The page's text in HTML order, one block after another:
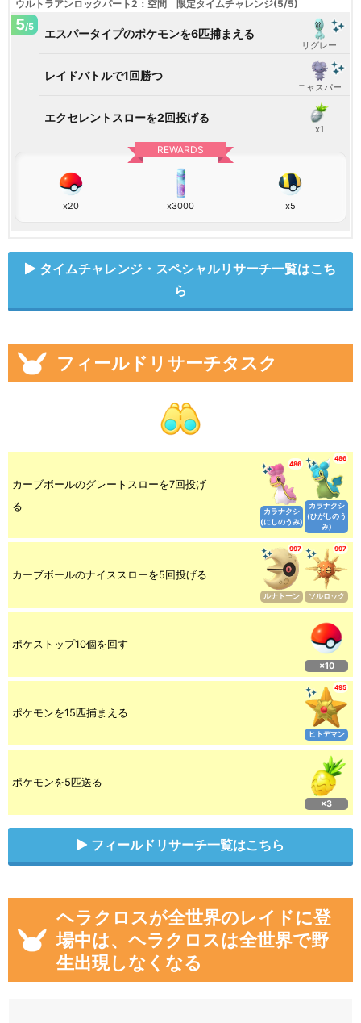
ウルトラアンロックパート2：空間 限定タイムチャレンジ(5/5)
5/5 エスパータイプのポケモンを6匹捕まえる
リグレー
レイドバトルで1回勝つ
ニャスパー
エクセレントスローを2回投げる
x1
REWARDS
x20 x3000 x5
タイムチャレンジ・スペシャルリサーチ一覧はこち
ら
フィールドリサーチタスク
カーブボールのグレートスローを7回投げ
る
486
カラナクシ
(にしのうみ)
486
カラナクシ
(ひがしのう
み)
カーブボールのナイススローを5回投げる
997
ルナトーン
997
ソルロック
ポケストップ10個を回す
×10
ポケモンを15匹捕まえる
495
ヒトデマン
ポケモンを5匹送る
×3
フィールドリサーチ一覧はこちら
ヘラクロスが全世界のレイドに登
場中は、ヘラクロスは全世界で野
生出現しなくなる